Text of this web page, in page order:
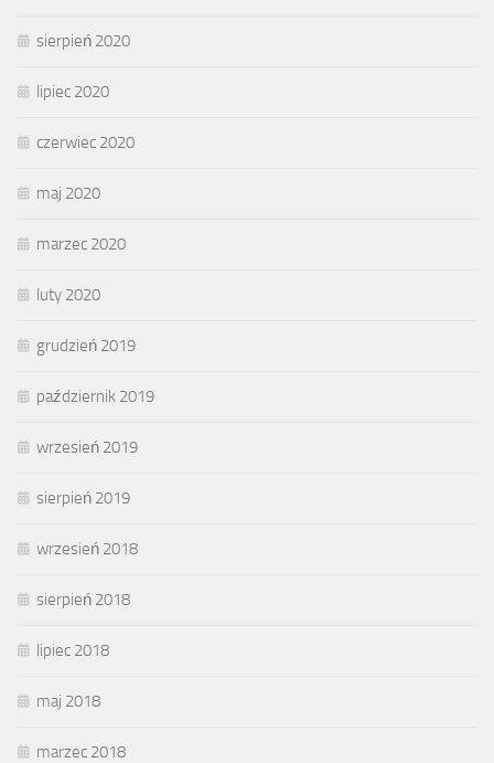
sierpień 2020
lipiec 2020
czerwiec 2020
maj 2020
marzec 2020
luty 2020
grudzień 2019
październik 2019
wrzesień 2019
sierpień 2019
wrzesień 2018
sierpień 2018
lipiec 2018
maj 2018
marzec 2018